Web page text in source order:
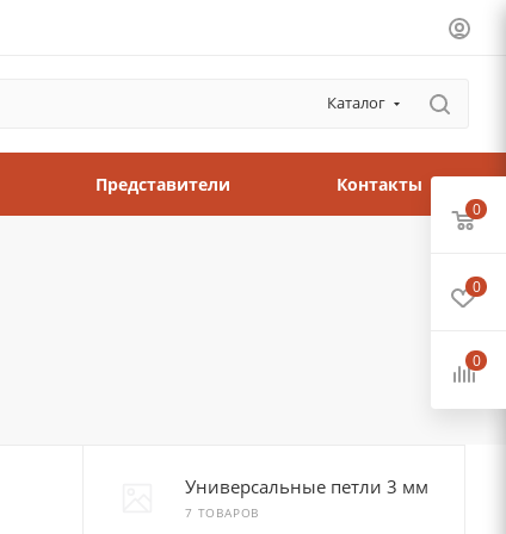
Каталог
Представители Контакты
Универсальные петли 3 мм
7 ТОВАРОВ
0
0
0